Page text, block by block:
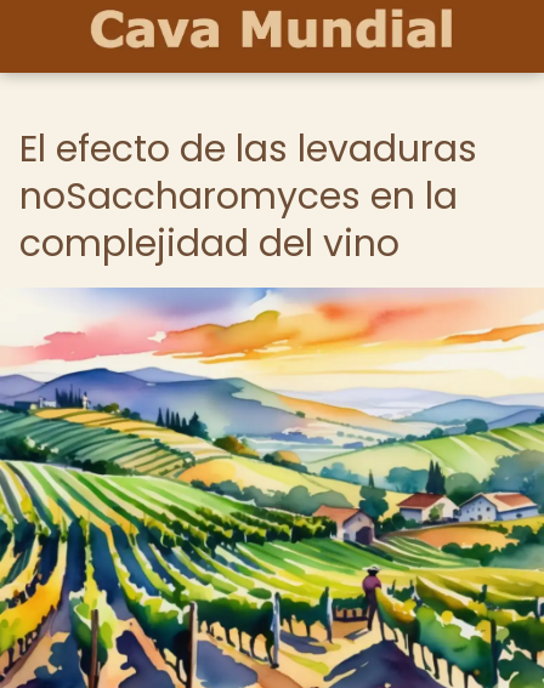
El efecto de las levaduras
noSaccharomyces en la
complejidad del vino